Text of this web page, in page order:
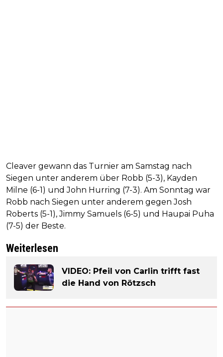
Cleaver gewann das Turnier am Samstag nach
Siegen unter anderem über Robb (5-3), Kayden
Milne (6-1) und John Hurring (7-3). Am Sonntag war
Robb nach Siegen unter anderem gegen Josh
Roberts (5-1), Jimmy Samuels (6-5) und Haupai Puha
(7-5) der Beste.
Weiterlesen
VIDEO: Pfeil von Carlin trifft fast
die Hand von Rötzsch